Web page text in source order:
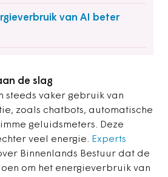
van AI beter
de slag
steeds vaker gebruik van
zoals chatbots, automatische
geluidsmeters. Deze
veel energie. Experts
Binnenlands Bestuur dat de
om het energieverbruik van